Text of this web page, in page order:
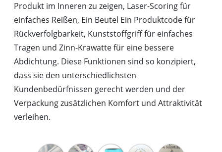
Produkt im Inneren zu zeigen, Laser-Scoring für
einfaches Reißen, Ein Beutel Ein Produktcode für
Rückverfolgbarkeit, Kunststoffgriff für einfaches
Tragen und Zinn-Krawatte für eine bessere
Abdichtung. Diese Funktionen sind so konzipiert,
dass sie den unterschiedlichsten
Kundenbedürfnissen gerecht werden und der
Verpackung zusätzlichen Komfort und Attraktivität
verleihen.